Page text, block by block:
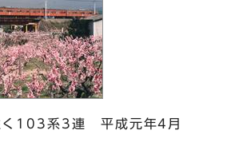
く103系3連 平成元年4月